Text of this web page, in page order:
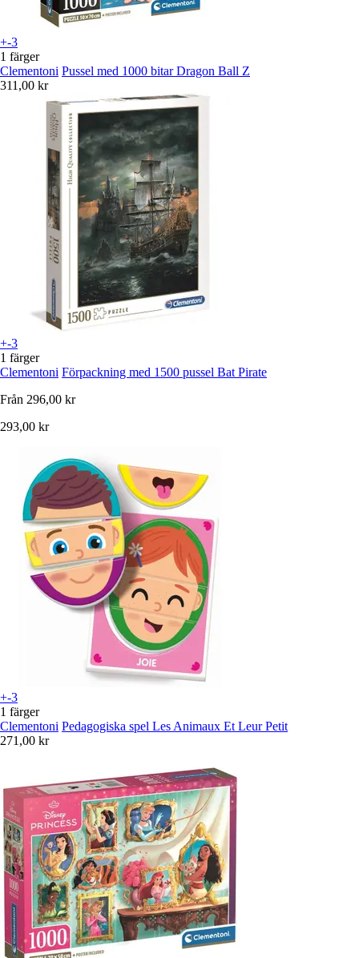
+-3
1 färger
Clementoni Pussel med 1000 bitar Dragon Ball Z
311,00 kr
+-3
1 färger
Clementoni Förpackning med 1500 pussel Bat Pirate
Från 296,00 kr
293,00 kr
+-3
1 färger
Clementoni Pedagogiska spel Les Animaux Et Leur Petit
271,00 kr